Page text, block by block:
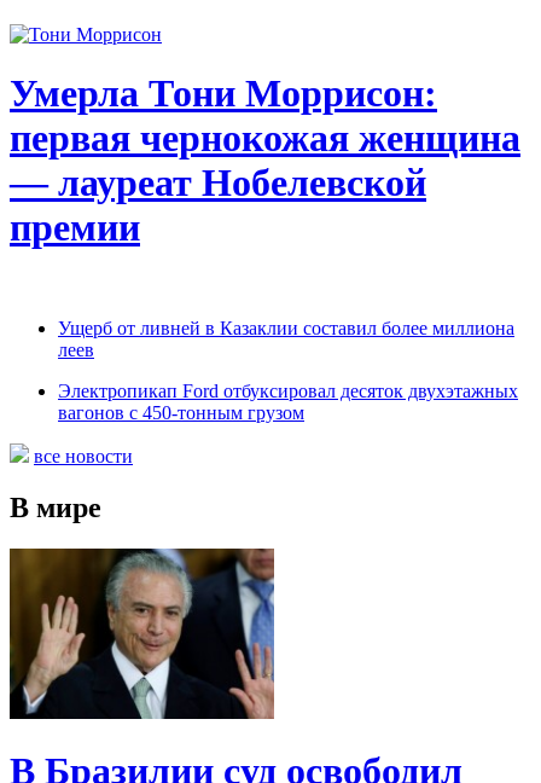
Умерла Тони Моррисон:
первая чернокожая женщина
— лауреат Нобелевской
премии
Ущерб от ливней в Казаклии составил более миллиона
леев
Электропикап Ford отбуксировал десяток двухэтажных
вагонов с 450-тонным грузом
все новости
В мире
В Бразилии суд освободил